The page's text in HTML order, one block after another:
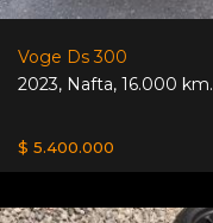
Voge Ds 300
2023, Nafta, 16.000 km.
$ 5.400.000